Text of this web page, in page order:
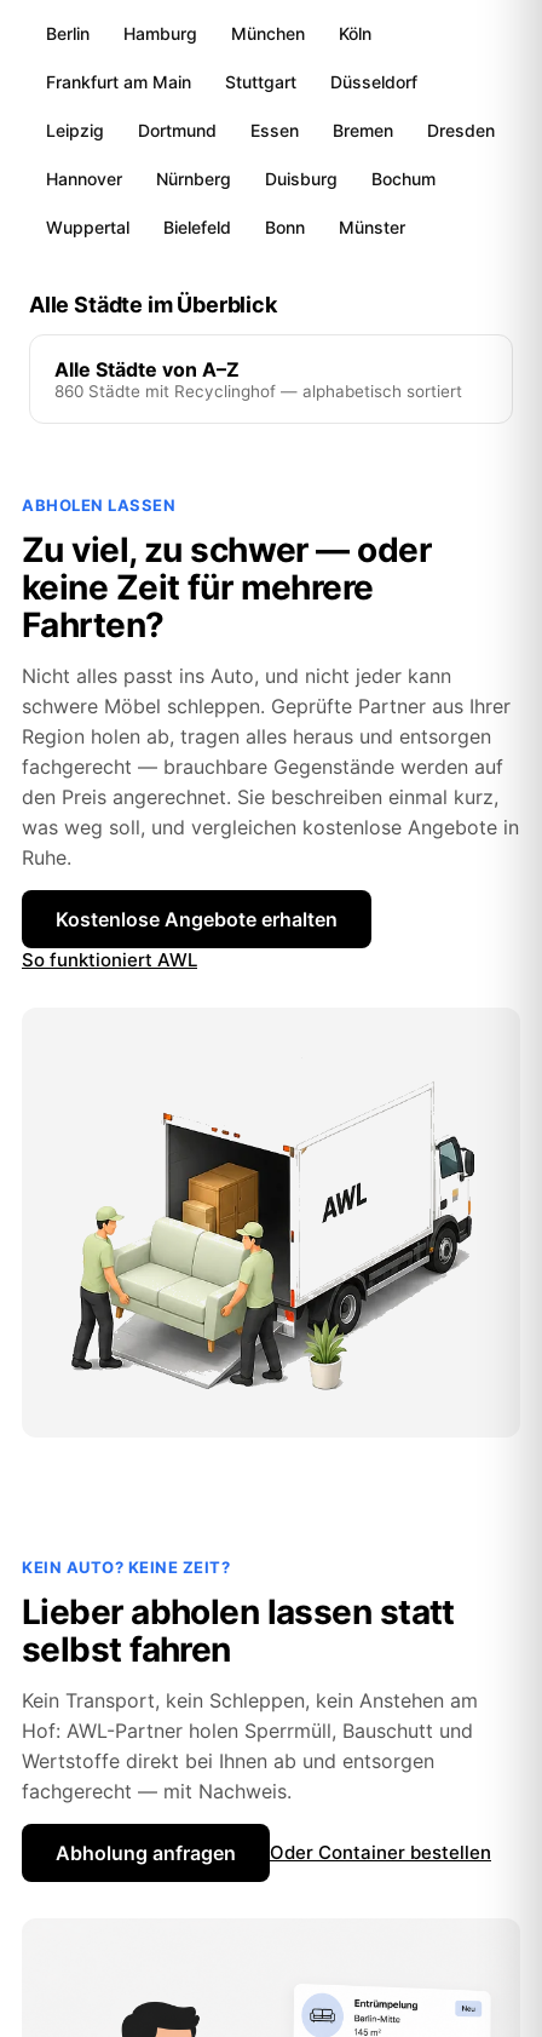
Berlin Hamburg München Köln
Frankfurt am Main Stuttgart Düsseldorf
Leipzig Dortmund Essen Bremen Dresden
Hannover Nürnberg Duisburg Bochum
Wuppertal Bielefeld Bonn Münster
Alle Städte im Überblick
Alle Städte von A–Z
860 Städte mit Recyclinghof — alphabetisch sortiert
ABHOLEN LASSEN
Zu viel, zu schwer — oder
keine Zeit für mehrere
Fahrten?
Nicht alles passt ins Auto, und nicht jeder kann
schwere Möbel schleppen. Geprüfte Partner aus Ihrer
Region holen ab, tragen alles heraus und entsorgen
fachgerecht — brauchbare Gegenstände werden auf
den Preis angerechnet. Sie beschreiben einmal kurz,
was weg soll, und vergleichen kostenlose Angebote in
Ruhe.
Kostenlose Angebote erhalten
So funktioniert AWL
KEIN AUTO? KEINE ZEIT?
Lieber abholen lassen statt
selbst fahren
Kein Transport, kein Schleppen, kein Anstehen am
Hof: AWL-Partner holen Sperrmüll, Bauschutt und
Wertstoffe direkt bei Ihnen ab und entsorgen
fachgerecht — mit Nachweis.
Abholung anfragen Oder Container bestellen